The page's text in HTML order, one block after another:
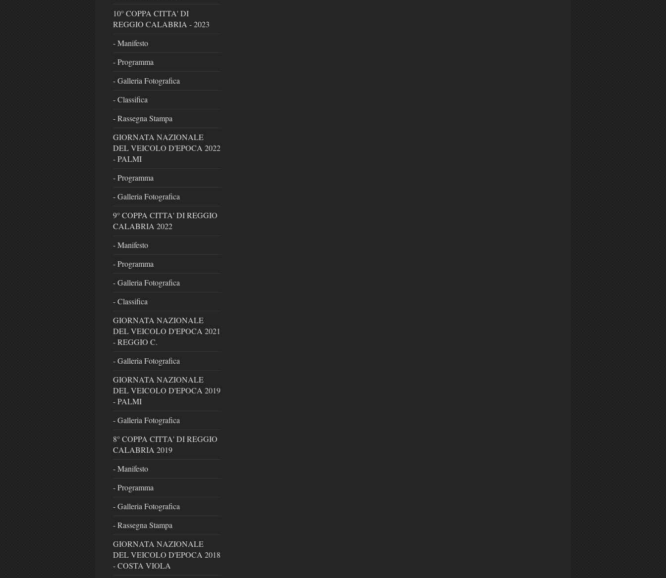
10° COPPA CITTA' DI
REGGIO CALABRIA - 2023
- Manifesto
- Programma
- Galleria Fotografica
- Classifica
- Rassegna Stampa
GIORNATA NAZIONALE
DEL VEICOLO D'EPOCA 2022
- PALMI
- Programma
- Galleria Fotografica
9° COPPA CITTA' DI REGGIO
CALABRIA 2022
- Manifesto
- Programma
- Galleria Fotografica
- Classifica
GIORNATA NAZIONALE
DEL VEICOLO D'EPOCA 2021
- REGGIO C.
- Galleria Fotografica
GIORNATA NAZIONALE
DEL VEICOLO D'EPOCA 2019
- PALMI
- Galleria Fotografica
8° COPPA CITTA' DI REGGIO
CALABRIA 2019
- Manifesto
- Programma
- Galleria Fotografica
- Rassegna Stampa
GIORNATA NAZIONALE
DEL VEICOLO D'EPOCA 2018
- COSTA VIOLA